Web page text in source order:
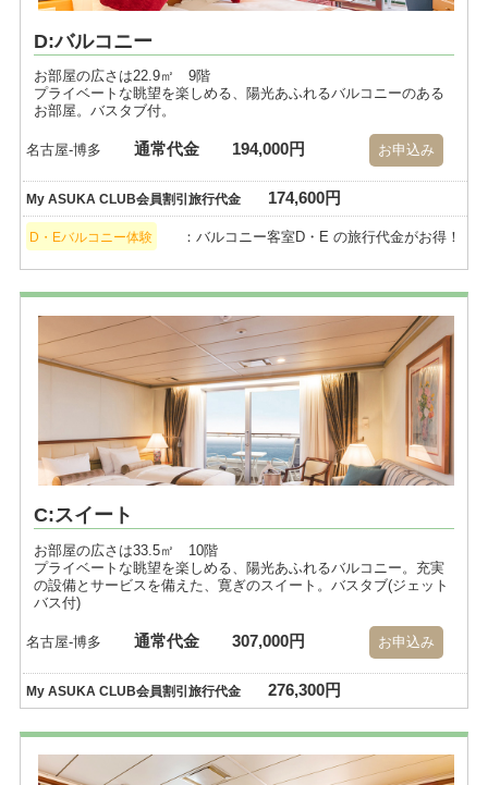
D:バルコニー
お部屋の広さは22.9㎡ 9階
プライベートな眺望を楽しめる、陽光あふれるバルコニーのある
お部屋。バスタブ付。
名古屋-博多 通常代金 194,000円 お申込み
My ASUKA CLUB会員割引旅行代金 174,600円
D・Eバルコニー体験 ：バルコニー客室D・E の旅行代金がお得！
C:スイート
お部屋の広さは33.5㎡ 10階
プライベートな眺望を楽しめる、陽光あふれるバルコニー。充実
の設備とサービスを備えた、寛ぎのスイート。バスタブ(ジェット
バス付)
名古屋-博多 通常代金 307,000円 お申込み
My ASUKA CLUB会員割引旅行代金 276,300円